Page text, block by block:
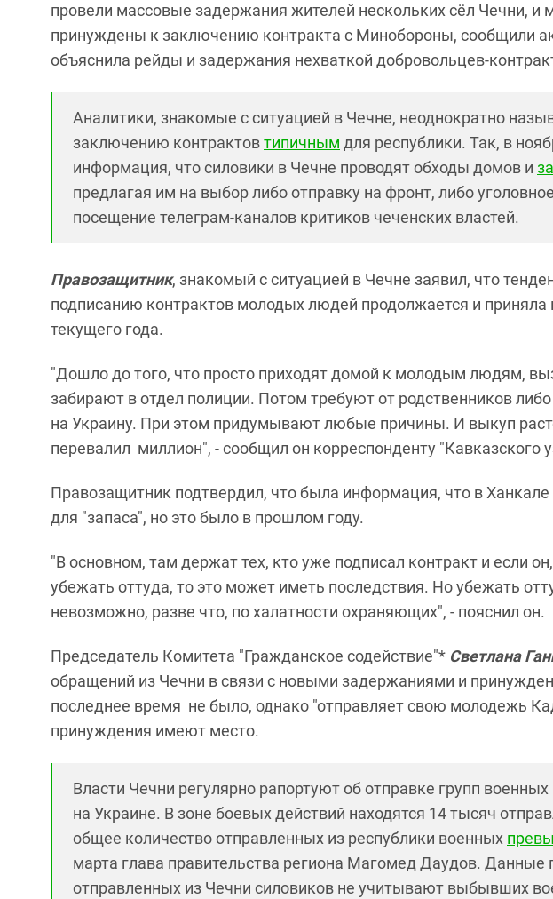
провели массовые задержания жителей нескольких сёл Чечни, и
принуждены к заключению контракта с Минобороны, сообщили
объяснила рейды и задержания нехваткой добровольцев-
Аналитики, знакомые с ситуацией в Чечне, неоднократно
заключению контрактовтипичным для республики. Так, в
информация, что силовики в Чечне проводят обходы домов и
предлагая им на выбор либо отправку на фронт, либо
посещение телеграм-каналов критиков чеченских властей.
Правозащитник, знакомый с ситуацией в Чечне заявил, что
подписанию контрактов молодых людей продолжается и приняла
текущего года.
"Дошло до того, что просто приходят домой к молодым людям,
забирают в отдел полиции. Потом требуют от родственников
на Украину. При этом придумывают любые причины. И выкуп
перевалил миллион", - сообщил он корреспонденту "Кавказского
Правозащитник подтвердил, что была информация, что в
для "запаса", но это было в прошлом году.
"В основном, там держат тех, кто уже подписал контракт и если
убежать оттуда, то это может иметь последствия. Но убежать
невозможно, разве что, по халатности охраняющих", - пояснил он.
Председатель Комитета "Гражданское содействие"* Светлана
обращений из Чечни в связи с новыми задержаниями и
последнее время не было, однако "отправляет свою молодежь
принуждения имеют место.
Власти Чечни регулярно рапортуют об отправке групп военных
на Украине. В зоне боевых действий находятся 14 тысяч
общее количество отправленных из республики военных
марта глава правительства региона Магомед Даудов. Данные
отправленных из Чечни силовиков не учитывают выбывших